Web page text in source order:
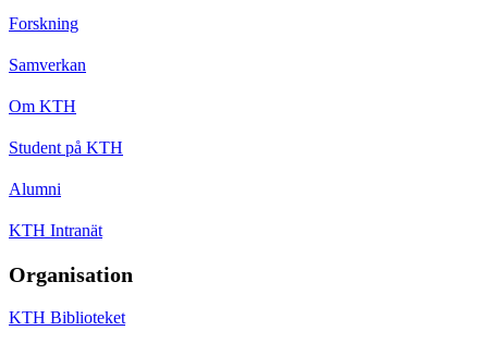
Forskning
Samverkan
Om KTH
Student på KTH
Alumni
KTH Intranät
Organisation
KTH Biblioteket